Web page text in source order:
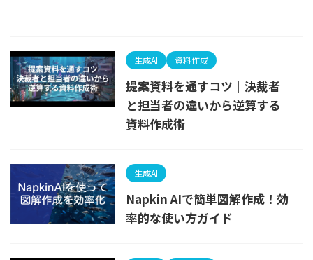
生成AI 資料作成
提案資料を通すコツ｜決裁者
と担当者の違いから逆算する
資料作成術
生成AI
Napkin AIで簡単図解作成！効
率的な使い方ガイド